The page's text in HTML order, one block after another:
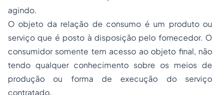
agindo.
O objeto da relação de consumo é um produto ou
serviço que é posto à disposição pelo fornecedor. O
consumidor somente tem acesso ao objeto final, não
tendo qualquer conhecimento sobre os meios de
produção ou forma de execução do serviço
contratado.